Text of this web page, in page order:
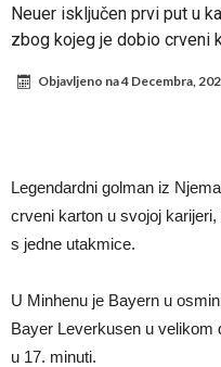
pravila
Arsenal za 138 miliona
Neuer isključen prvi put u
zbog kojeg je dobio crveni
Objavljeno na4 Decembra,
Legendardni golman iz
crveni karton u svojoj
s jedne utakmice.
U Minhenu je Bayern u
Bayer Leverkusen u velikom
u 17. minuti.